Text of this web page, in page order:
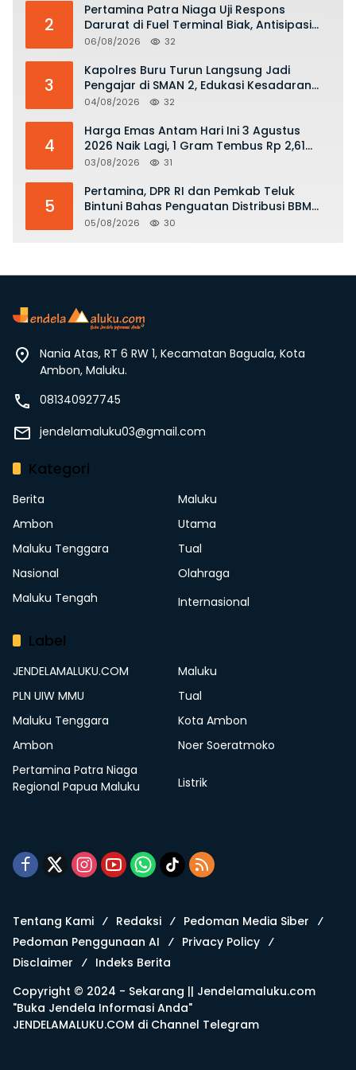
2
Pertamina Patra Niaga Uji Respons
Darurat di Fuel Terminal Biak, Antisipasi
Risiko Kebakaran dan Tumpahan BBM
06/08/2026 32
3
Kapolres Buru Turun Langsung Jadi
Pengajar di SMAN 2, Edukasi Kesadaran
Hukum dan Stop Kekerasan
04/08/2026 32
4
Harga Emas Antam Hari Ini 3 Agustus
2026 Naik Lagi, 1 Gram Tembus Rp 2,61
Juta
03/08/2026 31
5
Pertamina, DPR RI dan Pemkab Teluk
Bintuni Bahas Penguatan Distribusi BBM
dan LPG
05/08/2026 30
Nania Atas, RT 6 RW 1, Kecamatan Baguala, Kota
Ambon, Maluku.
081340927745
jendelamaluku03@gmail.com
Kategori
Berita
Maluku
Ambon
Utama
Maluku Tenggara
Tual
Nasional
Olahraga
Maluku Tengah
Internasional
Label
JENDELAMALUKU.COM
Maluku
PLN UIW MMU
Tual
Maluku Tenggara
Kota Ambon
Ambon
Noer Soeratmoko
Pertamina Patra Niaga
Regional Papua Maluku
Listrik
Tentang Kami Redaksi
Pedoman Media Siber
Pedoman Penggunaan AI
Privacy Policy
Disclaimer
Indeks Berita
Copyright © 2024 - Sekarang || Jendelamaluku.com
"Buka Jendela Informasi Anda"
JENDELAMALUKU.COM di Channel Telegram